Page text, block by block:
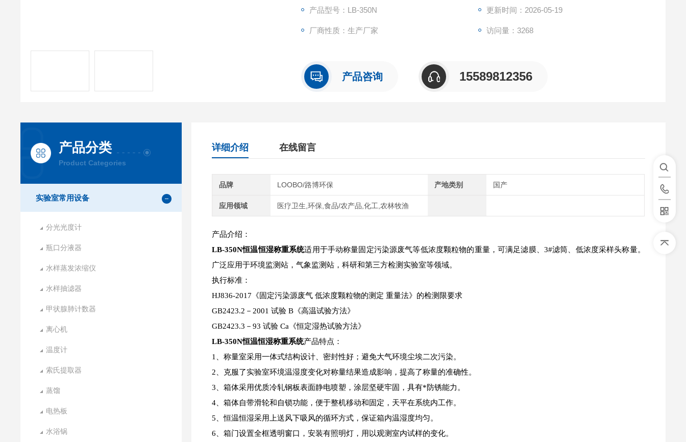
产品型号：LB-350N 更新时间：2026-05-19
厂商性质：生产厂家 访问量：3268
产品咨询 15589812356
产品分类
Product Categories
实验室常用设备
分光光度计
瓶口分液器
水样蒸发浓缩仪
水样抽滤器
甲状腺肺计数器
离心机
温度计
索氏提取器
蒸馏
电热板
水浴锅
详细介绍 在线留言
品牌 LOOBO/路博环保 产地类别 国产
应用领域 医疗卫生,环保,食品/农产品,化工,农林牧渔
产品介绍：
LB-350N恒温恒湿称重系统适用于手动称量固定污染源废气等低浓度颗粒物的重量，可满足滤膜、3#滤筒、低浓度采样头称量。
广泛应用于环境监测站，气象监测站，科研和第三方检测实验室等领域。
执行标准：
HJ836-2017《固定污染源废气 低浓度颗粒物的测定 重量法》的检测限要求
GB2423.2－2001 试验 B《高温试验方法》
GB2423.3－93 试验 Ca《恒定湿热试验方法》
LB-350N恒温恒湿称重系统产品特点：
1、称量室采用一体式结构设计、密封性好；避免大气环境尘埃二次污染。
2、克服了实验室环境温湿度变化对称量结果造成影响，提高了称量的准确性。
3、箱体采用优质冷轧钢板表面静电喷塑，涂层坚硬牢固，具有*防锈能力。
4、箱体自带滑轮和自锁功能，便于整机移动和固定，天平在系统内工作。
5、恒温恒湿采用上送风下吸风的循环方式，保证箱内温湿度均匀。
6、箱门设置全框透明窗口，安装有照明灯，用以观测室内试样的变化。